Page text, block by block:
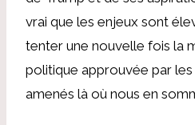
vrai que les enjeux sont
tenter une nouvelle fois la
politique approuvée par
amenés là où nous en